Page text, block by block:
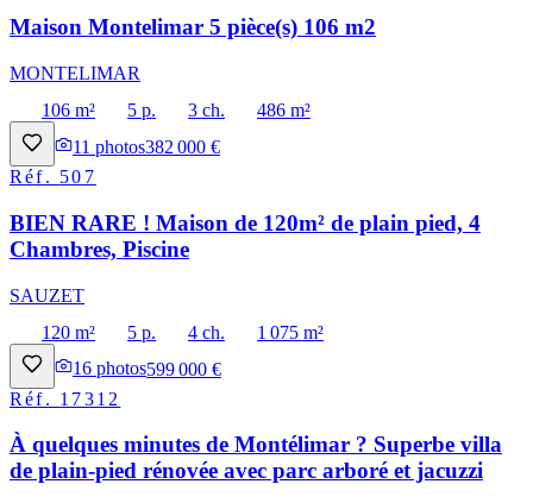
Maison Montelimar 5 pièce(s) 106 m2
MONTELIMAR
106 m²
5 p. 3 ch.
486 m²
11 photos382 000 €
Réf. 507
BIEN RARE ! Maison de 120m² de plain pied, 4
Chambres, Piscine
SAUZET
120 m²
5 p. 4 ch.
1 075 m²
16 photos599 000 €
Réf. 17312
À quelques minutes de Montélimar ? Superbe villa
de plain-pied rénovée avec parc arboré et jacuzzi